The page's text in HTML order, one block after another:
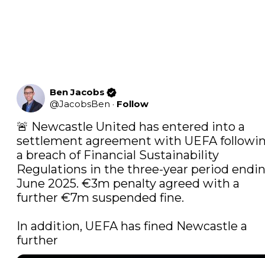
Ben Jacobs
@JacobsBen · Follow
🚨 Newcastle United has entered into a
settlement agreement with UEFA
a breach of Financial Sustainability
Regulations in the three-year period
June 2025. €3m penalty agreed with a
further €7m suspended fine.
In addition, UEFA has fined Newcastle a
further